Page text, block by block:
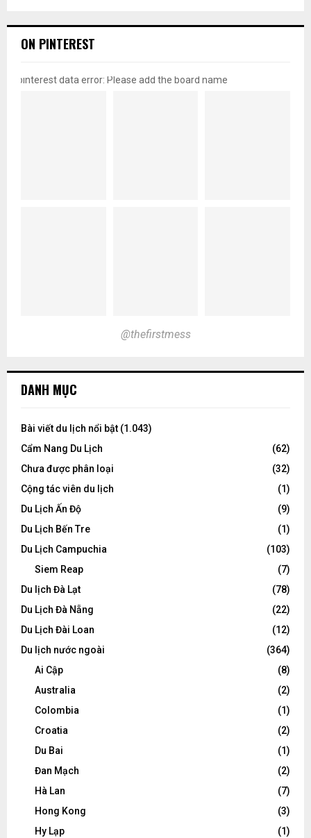
ON PINTEREST
pinterest data error: Please add the board name
@thefirstmess
DANH MỤC
Bài viết du lịch nổi bật (1.043)
Cẩm Nang Du Lịch
(62)
Chưa được phân loại
(32)
Cộng tác viên du lịch
(1)
Du Lịch Ấn Độ
(9)
Du Lịch Bến Tre
(1)
Du Lịch Campuchia
(103)
Siem Reap
(7)
Du lịch Đà Lạt
(78)
Du Lịch Đà Nẵng
(22)
Du Lịch Đài Loan
(12)
Du lịch nước ngoài
(364)
Ai Cập
(8)
Australia
(2)
Colombia
(1)
Croatia
(2)
Du Bai
(1)
Đan Mạch
(2)
Hà Lan
(7)
Hong Kong
(3)
Hy Lạp
(1)